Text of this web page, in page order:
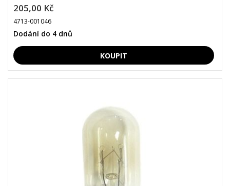
205,00 Kč
4713-001046
Dodání do 4 dnů